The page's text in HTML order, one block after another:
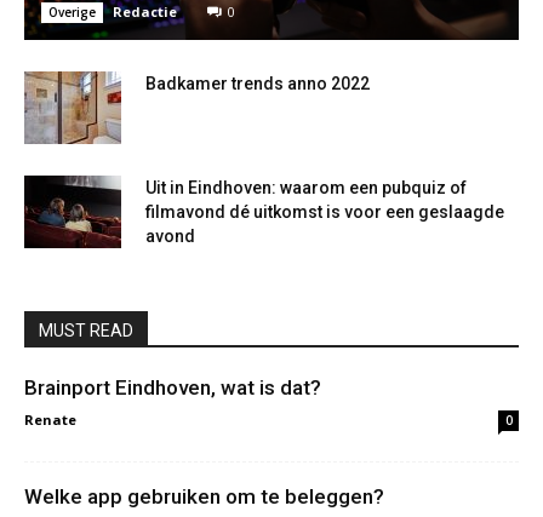
Overige Redactie 0
Badkamer trends anno 2022
Uit in Eindhoven: waarom een pubquiz of
filmavond dé uitkomst is voor een geslaagde
avond
MUST READ
Brainport Eindhoven, wat is dat?
Renate 0
Welke app gebruiken om te beleggen?